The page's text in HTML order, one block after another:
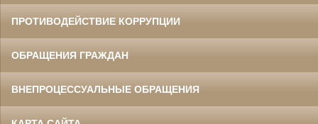
ПРОТИВОДЕЙСТВИЕ КОРРУПЦИИ
ОБРАЩЕНИЯ ГРАЖДАН
ВНЕПРОЦЕССУАЛЬНЫЕ ОБРАЩЕНИЯ